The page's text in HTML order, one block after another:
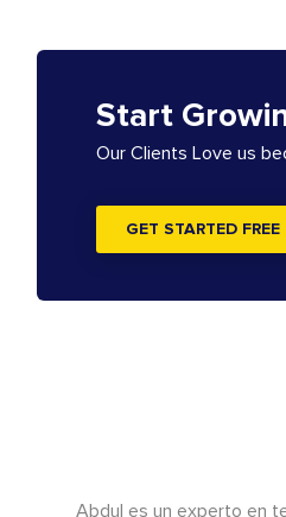
Start
Our Clients Love us
GET STARTED FREE
Abdul es un experto en